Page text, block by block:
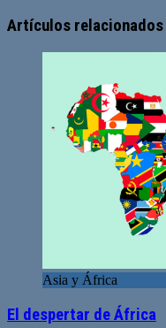
web
Artículos relacionados
Asia y África
El despertar de África